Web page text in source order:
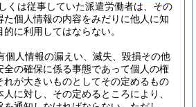
くは従事していた派遣労働者は、その
た個人情報の内容をみだりに他人に知
に利用してはならない。
個人情報の漏えい、滅失、毀損その他
全の確保に係る事態であって個人の権
れが大きいものとしてその定めるもの
に対し、その定めるところにより、